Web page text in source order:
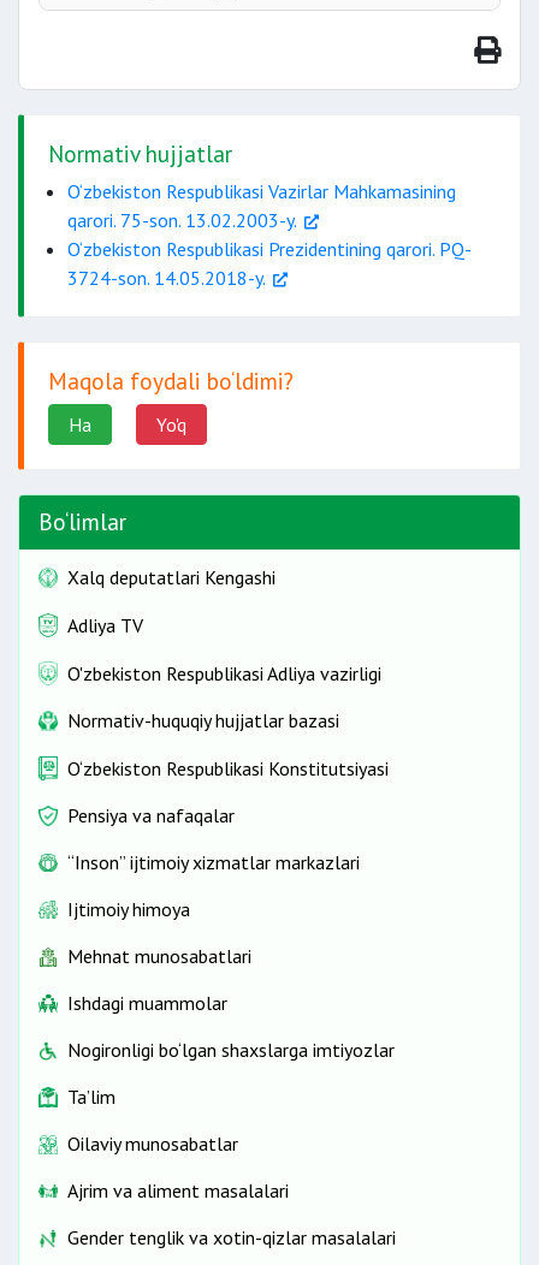
hal etish
bank hisob raqamlari orqali
qoplashni
pul mablag‘larini qaytarish
rasmiylashtirilishi
Normativ hujjatlar
O‘zbekiston Respublikasi Vazirlar Mahkamasining
qarori. 75-son. 13.02.2003-y.
O‘zbekiston Respublikasi Prezidentining qarori. PQ-
3724-son. 14.05.2018-y.
Maqola foydali bo‘ldimi?
Ha Yo'q
Bo‘limlar
Xalq deputatlari Kengashi
Adliya TV
O'zbekiston Respublikasi Adliya vazirligi
Normativ-huquqiy hujjatlar bazasi
O‘zbekiston Respublikasi Konstitutsiyasi
Pensiya va nafaqalar
“Inson” ijtimoiy xizmatlar markazlari
Ijtimoiy himoya
Mehnat munosabatlari
Ishdagi muammolar
Nogironligi bo‘lgan shaxslarga imtiyozlar
Ta’lim
Oilaviy munosabatlar
Ajrim va aliment masalalari
Gender tenglik va xotin-qizlar masalalari